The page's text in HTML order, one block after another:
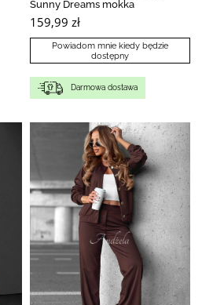
Sunny Dreams mokka
159,99 zł
Powiadom mnie kiedy będzie
dostępny
Darmowa dostawa